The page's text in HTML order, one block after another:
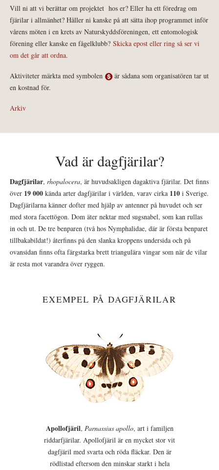
Vill ni att vi berättar om projektet hos er? Eller ha ett föredrag om
fjärilar i allmänhet? Håller ni kanske på att sätta ihop programmet inför
vårens möten i en krets av Naturskyddsföreningen, ett entomologisk
förening eller kanske en fågelklubb? Skicka epost eller ring så ser vi
om det går att ordna.
Aktiviteter märkta med symbolen
är sådana som organisatören tar ut
en kostnad för.
Arkiv
Vad är dagfjärilar?
Dagfjärilar, rhopalocera, är huvudsakligen dagaktiva fjärilar. Det finns
över 19 000 kända arter dagfjärilar i världen, varav cirka 110 i Sverige.
Dagfjärilarna känner dofter med hjälp av antenner på huvudet och ser
med stora facettögon. Dom äter nektar med sugsnabel, som kan rullas
in och ut. De tre benparen (två hos Nymphalidae, där är första benparet
tillbakabildat!) återfinns på den slanka kroppens undersida och på
ovansidan finns ofta färgstarka brett triangulära vingar som när de vilar
är resta mot varandra över ryggen.
EXEMPEL PÅ DAGFJÄRILAR
Apollofjäril, Parnassius apollo, art i familjen
riddarfjärilar. Apollofjäril är en mycket stor vit
dagfjäril med svarta och röda fläckar. Den är
rödlistad eftersom den minskar starkt i hela